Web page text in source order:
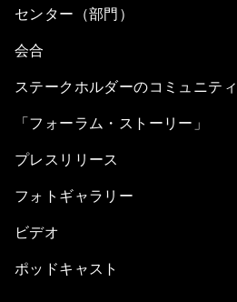
センター（部門）
会合
ステークホルダーのコミュニティ
「フォーラム・ストーリー」
プレスリリース
フォトギャラリー
ビデオ
ポッドキャスト